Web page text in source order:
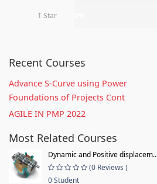
1 Star
Recent Courses
Advance S-Curve using Power
Foundations of Projects Cont
AGILE IN PMP 2022
Most Related Courses
Dynamic and Positive
(0 Reviews )
0 Student